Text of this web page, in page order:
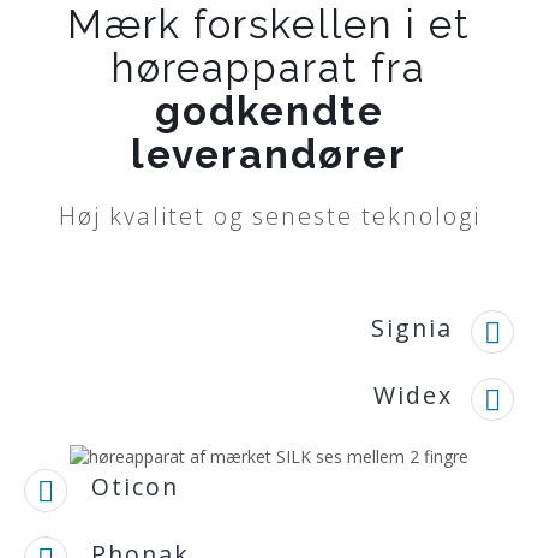
Mærk forskellen i et
høreapparat fra
godkendte
leverandører
Høj kvalitet og seneste teknologi
Signia
Widex
Oticon